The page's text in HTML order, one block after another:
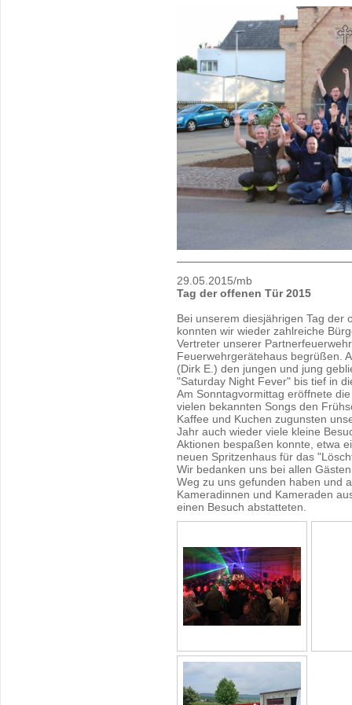
29.05.2015/mb
Tag der offenen Tür 2015
Bei unserem diesjährigen Tag der
konnten wir wieder zahlreiche
Vertreter unserer
Feuerwehrgerätehaus begrüßen.
(Dirk E.) den jungen und jung
"Saturday Night Fever" bis tief in
Am Sonntagvormittag eröffnete
vielen bekannten Songs den
Kaffee und Kuchen zugunsten
Jahr auch wieder viele kleine
Aktionen bespaßen konnte, etwa
neuen Spritzenhaus für das
Wir bedanken uns bei allen
Weg zu uns gefunden haben und
Kameradinnen und Kameraden
einen Besuch abstatteten.